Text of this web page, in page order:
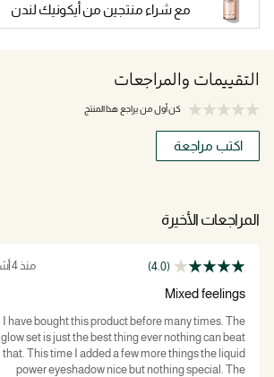
مع شراء منتجين من أيكونيك لندن
التقييمات والمراجعات
كن أول من يراجع هذا المنتج
اكتب مراجعة
المراجعات الأخيرة
(4.0) منذ 4 أشهر
Mixed feelings
I have bought this product before many times. The
glow set is just the best thing ever nothing can beat
that. This time I added a few more things the liquid
power eyeshadow nice but nothing special. The